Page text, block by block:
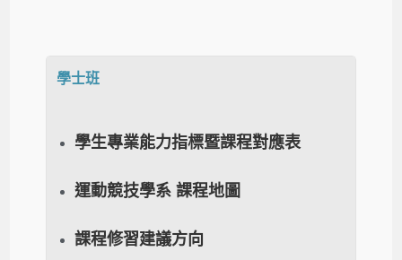
學士班
學生專業能力指標暨課程對應表
運動競技學系 課程地圖
課程修習建議方向